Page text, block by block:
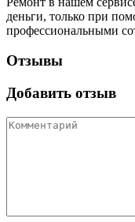
деньги, только при
профессиональными
Отзывы
Добавить отзыв